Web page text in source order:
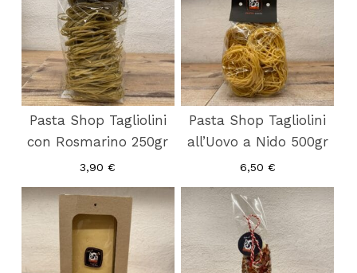
Pasta Shop Tagliolini
con Rosmarino 250gr
3,90€
Pasta Shop Tagliolini
all’Uovo a Nido 500gr
6,50 €